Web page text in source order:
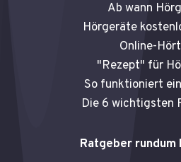
Ab wann
Hörgeräte
Online-
"Rezept" für
So funktioniert
Die 6 wichtigsten
Ratgeber